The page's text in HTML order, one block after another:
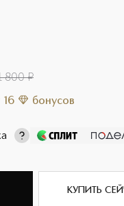
800 ¤
16 бонусов
КУПИТЬ